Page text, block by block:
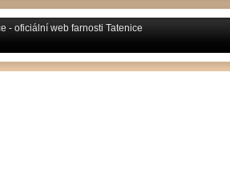
- oficiální web farnosti Tatenice